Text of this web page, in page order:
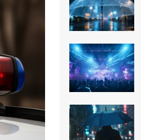
Cmentarz Żołnierzy II
Armii Wojska Polskiego
Zalew Czerwona Woda
Pałac w Żarskiej Wsi
Pałac Joachimstein
Renesansowy Dwór